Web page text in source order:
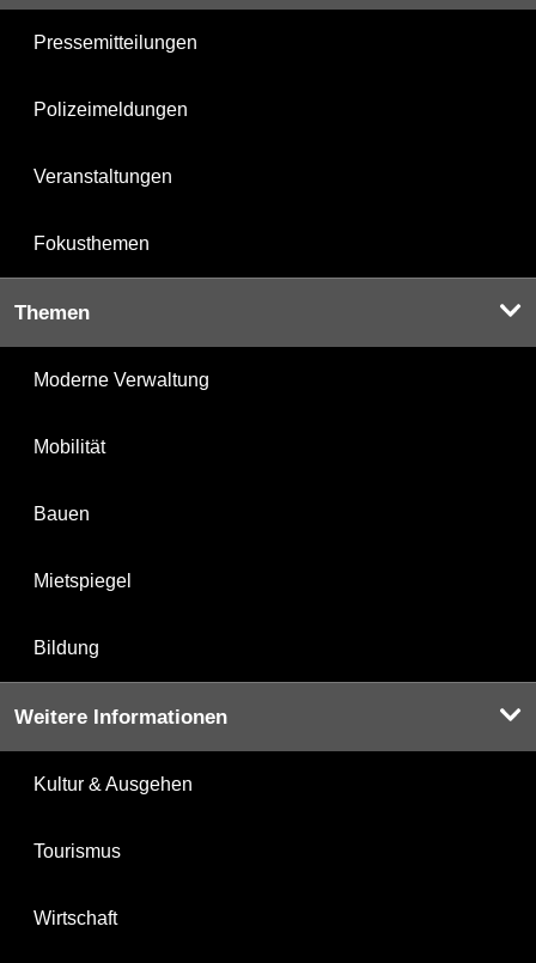
Pressemitteilungen
Polizeimeldungen
Veranstaltungen
Fokusthemen
Themen
Moderne Verwaltung
Mobilität
Bauen
Mietspiegel
Bildung
Weitere Informationen
Kultur & Ausgehen
Tourismus
Wirtschaft